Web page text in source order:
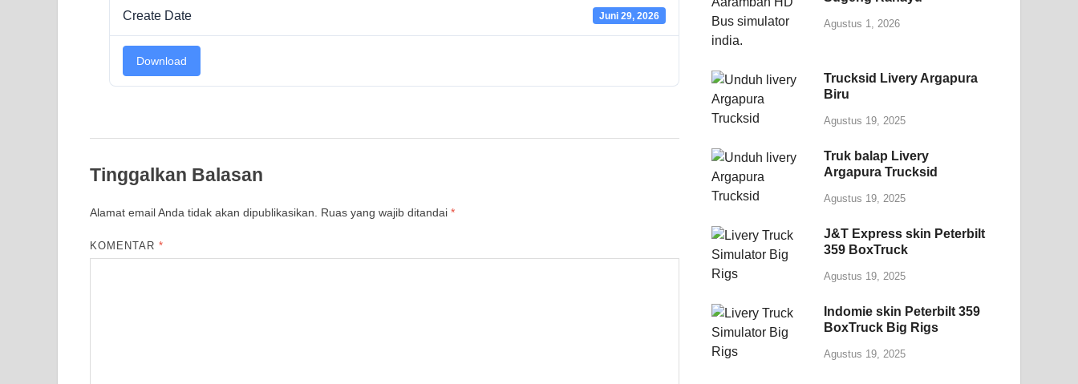
Create Date Juni 29, 2026
Download
Tinggalkan Balasan
Alamat email Anda tidak akan dipublikasikan. Ruas yang wajib ditandai *
KOMENTAR*
Agustus 1, 2026
Trucksid Livery Argapura
Biru
Agustus 19, 2025
Truk balap Livery
Argapura Trucksid
Agustus 19, 2025
J&T Express skin Peterbilt
359 BoxTruck
Agustus 19, 2025
Indomie skin Peterbilt 359
BoxTruck Big Rigs
Agustus 19, 2025